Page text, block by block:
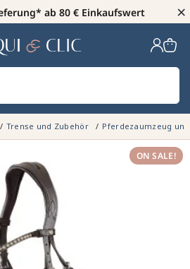
ab 80 € Einkaufswert ×
Trense und Zubehör Pferdezaumzeug
ON SALE!